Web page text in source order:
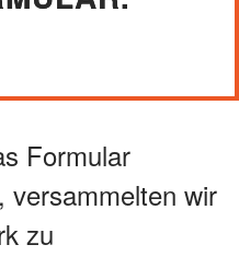
Formular
versammelten wir
zu